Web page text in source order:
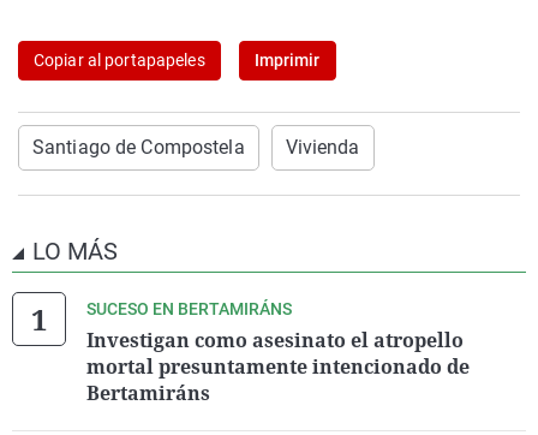
Copiar al portapapeles Imprimir
Santiago de Compostela Vivienda
LO MÁS
SUCESO EN BERTAMIRÁNS
Investigan como asesinato el atropello
mortal presuntamente intencionado de
Bertamiráns